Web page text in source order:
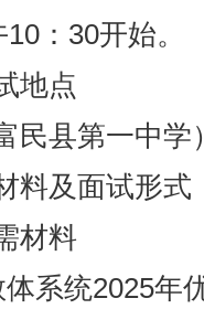
：30开始。
地点
民县第一中
料及面试形式
材料
系统2025年